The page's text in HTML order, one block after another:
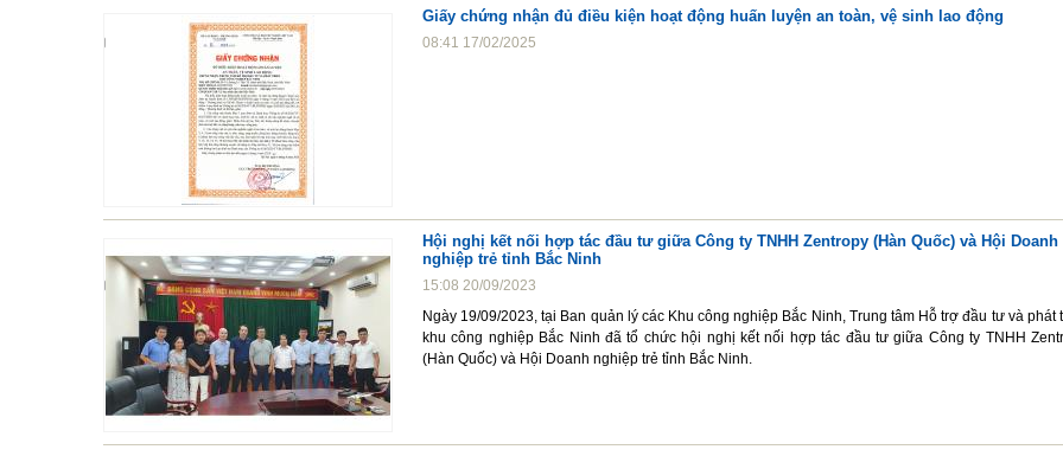
Giấy chứng nhận đủ điều kiện hoạt động huấn luyện an toàn, vệ sinh lao động
08:41 17/02/2025
Hội nghị kết nối hợp tác đầu tư giữa Công ty TNHH Zentropy (Hàn Quốc) và Hội Doanh
nghiệp trẻ tỉnh Bắc Ninh
15:08 20/09/2023
Ngày 19/09/2023, tại Ban quản lý các Khu công nghiệp Bắc Ninh, Trung tâm Hỗ trợ đầu tư và phát
khu công nghiệp Bắc Ninh đã tổ chức hội nghị kết nối hợp tác đầu tư giữa Công ty TNHH
(Hàn Quốc) và Hội Doanh nghiệp trẻ tỉnh Bắc Ninh.